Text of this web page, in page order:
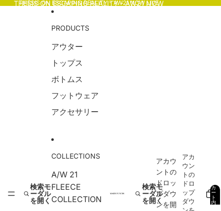
THESIS ON ESCAPING REALITY - AW21 NOW LIVE
THESIS ON ESCAPING REALITY - AW21 NOW
検索モ
ーダル
を開く
PRODUCTS
アウター
トップス
ボトムス
フットウェア
アクセサリー
COLLECTIONS
A/W 21
FLEECE
COLLECTION
検索モ
ーダル
を開く
アカウ
ントの
ドロッ
プダウ
ンを開
アカ
ウン
トの
ドロ
ップ
ダウ
カ
ー
ト
内